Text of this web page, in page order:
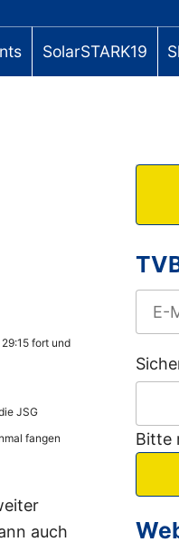
SolarSTARK19
fort und
JSG
fangen
auch
Bitte